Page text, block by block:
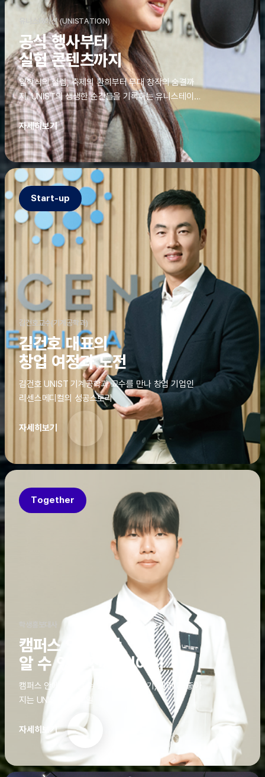
유니스테이션 (UNISTATION)
공식 행사부터
실험 콘텐츠까지
입학식의 설렘, 축제의 환희부터 무대 창작의 숨결까
지. UNIST의 생생한 순간들을 기록하는 유니스테이션
에는 청춘의 열정과 땀이 고스란히 쌓여 있었다. 그 기
록을 위해 편집실은 밤새 불을 밝히기도, 국원들은 소
파에 몸을 떨군 채 쪽잠을 자기도 한다. 이렇듯, 유니스
테이션의 성실한 기록이 있어, UNIST의 이야기는 오
늘도 새로운 빛으로 반짝일 수 있다.
자세히보기
Start-up
김건호교수(기계공학과)
김건호 대표의
창업 여정과 도전
김건호 UNIST 기계공학과 교수를 만나 창업 기업인
리센스메디컬의 성공스토리
자세히보기
Together
학생홍보대사
캠퍼스 안에서만
알 수 있는 진짜 이야기
캠퍼스 안에서만 알 수 있는 진짜 이야기, 알면 더 좋아
지는 UNIST의 디테일
자세히보기